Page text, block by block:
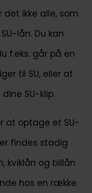
ikke alle, som
lån. Du kan
f.eks. går på en
til SU, eller at
SU-klip.
at optage et SU-
findes stadig
kviklån og billån
hos en række